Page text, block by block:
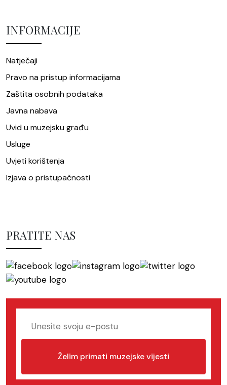
INFORMACIJE
Natječaji
Pravo na pristup informacijama
Zaštita osobnih podataka
Javna nabava
Uvid u muzejsku građu
Usluge
Uvjeti korištenja
Izjava o pristupačnosti
PRATITE NAS
Želim primati muzejske vijesti